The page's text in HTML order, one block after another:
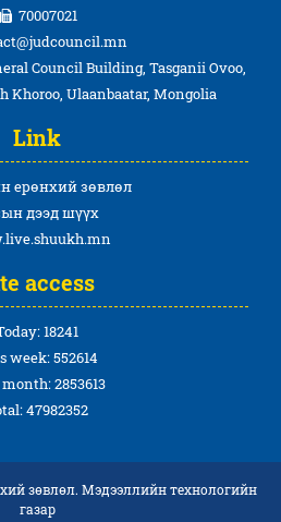
70007021
Council Building, Tasganii Ovoo,
Khoroo, Ulaanbaatar, Mongolia
Link
ерөнхий зөвлөл
дээд шүүх
access
18241
week: 552614
2853613
47982352
зөвлөл. Мэдээллийн технологийн
газар